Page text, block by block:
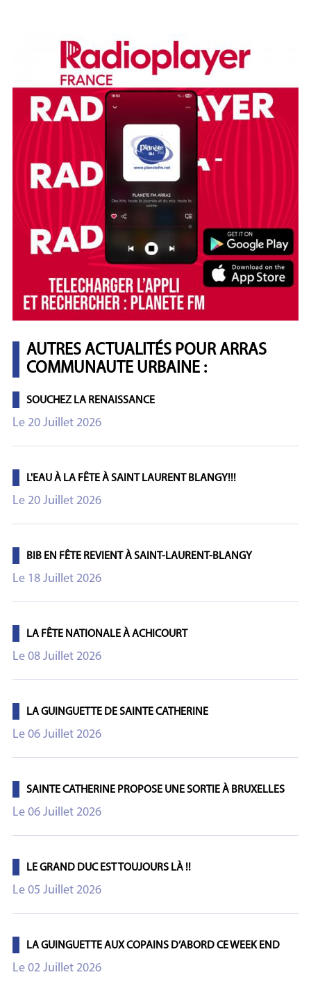
AUTRES ACTUALITÉS POUR ARRAS
COMMUNAUTE URBAINE :
SOUCHEZ LA RENAISSANCE
Le 20 Juillet 2026
L'EAU À LA FÊTE À SAINT LAURENT BLANGY!!!
Le 20 Juillet 2026
BIB EN FÊTE REVIENT À SAINT-LAURENT-BLANGY
Le 18 Juillet 2026
LA FÊTE NATIONALE À ACHICOURT
Le 08 Juillet 2026
LA GUINGUETTE DE SAINTE CATHERINE
Le 06 Juillet 2026
SAINTE CATHERINE PROPOSE UNE SORTIE À BRUXELLES
Le 06 Juillet 2026
LE GRAND DUC EST TOUJOURS LÀ !!
Le 05 Juillet 2026
LA GUINGUETTE AUX COPAINS D’ABORD CE WEEK END
Le 02 Juillet 2026